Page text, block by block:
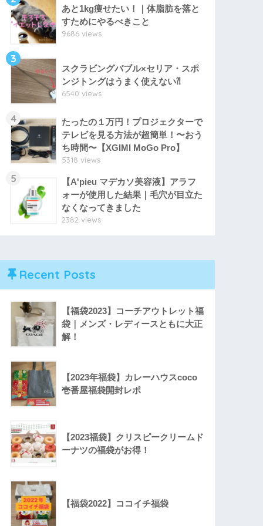
あと1kg痩せたい！｜体脂肪を落と
すためにやるべきこと
9686 views
3
スクラビングバブル×セリア・スポ
ンジトングはうまく使えない⁈
6540 views
4
たったの１万円！プロジェクターで
テレビを見る方法が超簡単！〜おう
ち時間〜【XGIMI MoGo Pro】
5318 views
5
【A'pieu マデカソ美容液】アラフ
ォーが使用した結果｜毛穴が目立た
なくなってきました
2382 views
Recent Posts
【福袋2023】コーチアウトレット福
袋｜メンズ・レディースともに大正
解！
【2023年福袋】カレーハウスcoco
壱番屋福袋開封レポ
【2023福袋】クリスピークリームド
ーナツの福袋がお得！
【福袋2022】ココイチ福袋